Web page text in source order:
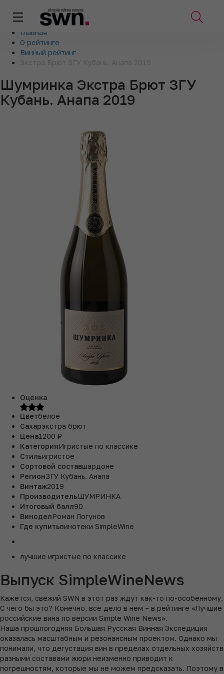
Главная
О рейтинге
Винный рейтинг
Шумринка Экстра Брют ЗГУ
Кубань. Анапа 2019
Оценка
Цветбелое
Сахарэкстра брют
Цена1200 ₽
КатегорияИгристые по классике
Стильигристое
Сортовой составшардоне
РегионЗГУ Кубань. Анапа
Винтаж2019
ПроизводительШУМРИНКА
Итоговый балл90
ВиноделРоман Логунов
Где купитьвинотеки SimpleWine
лучшие игристые по классике
Выпуск SimpleWineNews
Кажется, свежий SWN в этот раз ждут как-то по-особенному.
С чего бы это? Конечно, все дело в нем – в рейтинге «Лучшие
российские вина по версии Simple Wine News».
Наша прошлогодняя Большая Русская Винная Экспедиция
оказалась масштабным и резонансным проектом. Однако мы
понимали, что дегустация вин в пределах отдельных хозяйств
разными составами жюри неизменно приводит к
погрешностям, которые мы не можем предсказать. Поэтому в